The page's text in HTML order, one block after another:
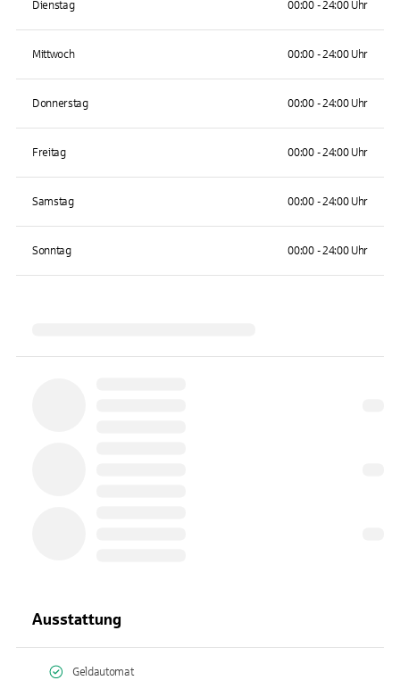
Dienstag 00:00 - 24:00 Uhr
Mittwoch 00:00 - 24:00 Uhr
Donnerstag 00:00 - 24:00 Uhr
Freitag 00:00 - 24:00 Uhr
Samstag 00:00 - 24:00 Uhr
Sonntag 00:00 - 24:00 Uhr
Ausstattung
Geldautomat